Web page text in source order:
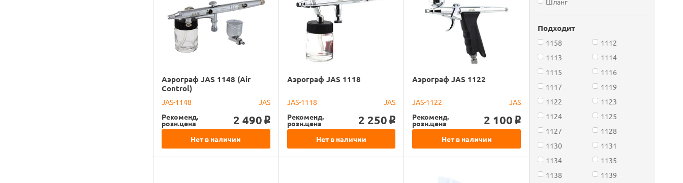
Подходит
1158
1112
1113
1114
1115
1116
1117
1119
1122
1123
1124
1125
1127
1128
1130
1131
1134
1135
1138
1139
Аэрограф JAS 1148 (Air
Control)
JAS-1148
JAS
Рекоменд.
розн.цена 2 490 o
Нет в наличии
Аэрограф JAS 1118
JAS-1118
JAS
Рекоменд.
розн.цена 2 250 o
Нет в наличии
Аэрограф JAS 1122
JAS-1122
JAS
Рекоменд.
розн.цена 2 100 o
Нет в наличии